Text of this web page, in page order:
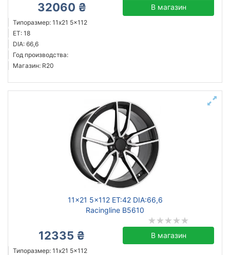
32060 ₴ В магазин
Типоразмер: 11x21 5x112
ET: 18
DIA: 66,6
Год производства:
Магазин: R20
11x21 5x112 ET:42 DIA:66,6
Racingline B5610
12335 ₴ В магазин
Типоразмер: 11x21 5x112
Mak
ZF
JH
Сбросить Подобрать